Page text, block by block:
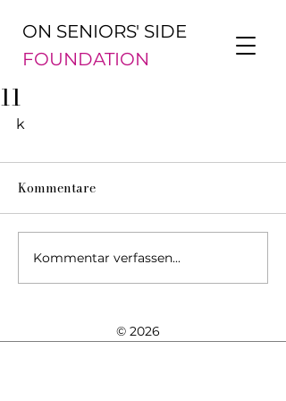
ON SENIORS' SIDE
FOUNDATION
11
k
Kommentare
Kommentar verfassen...
© 2026